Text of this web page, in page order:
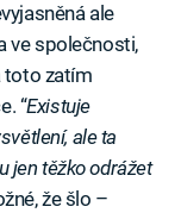
ale
ve společnosti,
toto zatím
“Existuje
ale ta
jen těžko odrážet
že šlo –